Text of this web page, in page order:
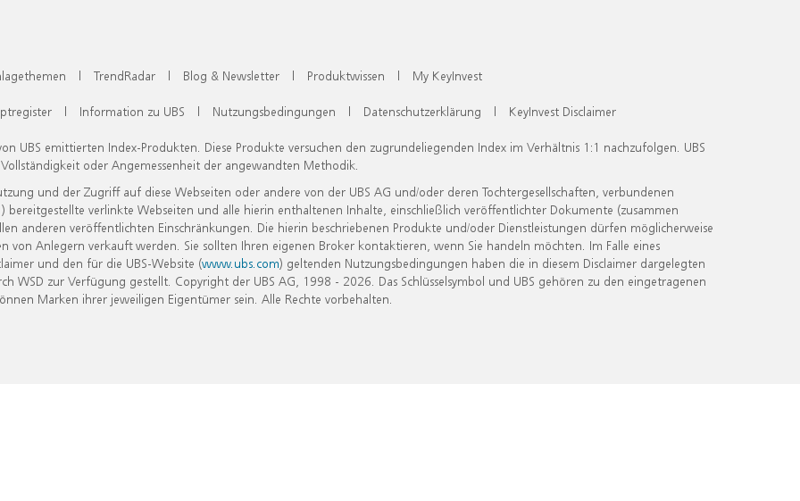
| TrendRadar | Blog & Newsletter | Produktwissen | My KeyInvest
| Information zu UBS | Nutzungsbedingungen | Datenschutzerklärung | KeyInvest Disclaimer
UBS emittierten Index-Produkten. Diese Produkte versuchen den zugrundeliegenden Index im Verhältnis 1:1 nachzufolgen. UBS
oder Angemessenheit der angewandten Methodik.
und der Zugriff auf diese Webseiten oder andere von der UBS AG und/oder deren Tochtergesellschaften, verbundenen
verlinkte Webseiten und alle hierin enthaltenen Inhalte, einschließlich veröffentlichter Dokumente (zusammen
anderen veröffentlichten Einschränkungen. Die hierin beschriebenen Produkte und/oder Dienstleistungen dürfen möglicherweise
Anlegern verkauft werden. Sie sollten Ihren eigenen Broker kontaktieren, wenn Sie handeln möchten. Im Falle eines
und den für die UBS-Website (www.ubs.com) geltenden Nutzungsbedingungen haben die in diesem Disclaimer dargelegten
zur Verfügung gestellt. Copyright der UBS AG, 1998 - 2026. Das Schlüsselsymbol und UBS gehören zu den eingetragenen
Marken ihrer jeweiligen Eigentümer sein. Alle Rechte vorbehalten.